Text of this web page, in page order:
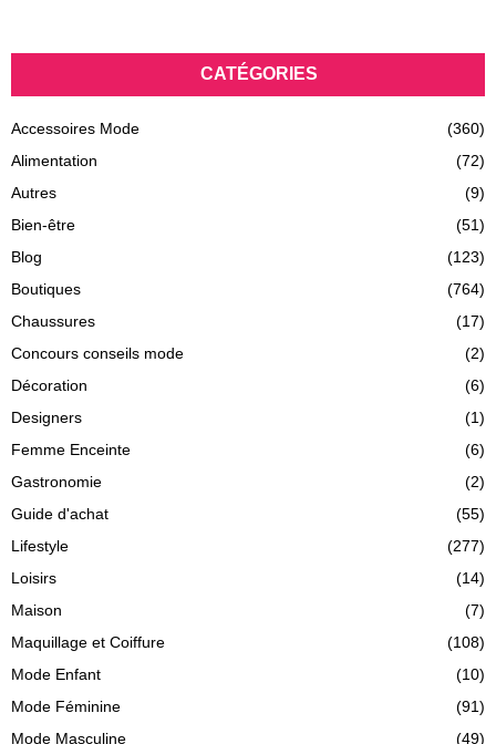
CATÉGORIES
Accessoires Mode
(360)
Alimentation
(72)
Autres
(9)
Bien-être
(51)
Blog
(123)
Boutiques
(764)
Chaussures
(17)
Concours conseils mode
(2)
Décoration
(6)
Designers
(1)
Femme Enceinte
(6)
Gastronomie
(2)
Guide d'achat
(55)
Lifestyle
(277)
Loisirs
(14)
Maison
(7)
Maquillage et Coiffure
(108)
Mode Enfant
(10)
Mode Féminine
(91)
Mode Masculine
(49)